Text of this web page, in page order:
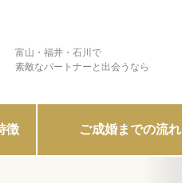
富山・福井・石川で
素敵なパートナーと出会うなら
徴 ご成婚までの流れ